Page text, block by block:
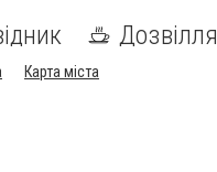
Дозвілля
Карта міста